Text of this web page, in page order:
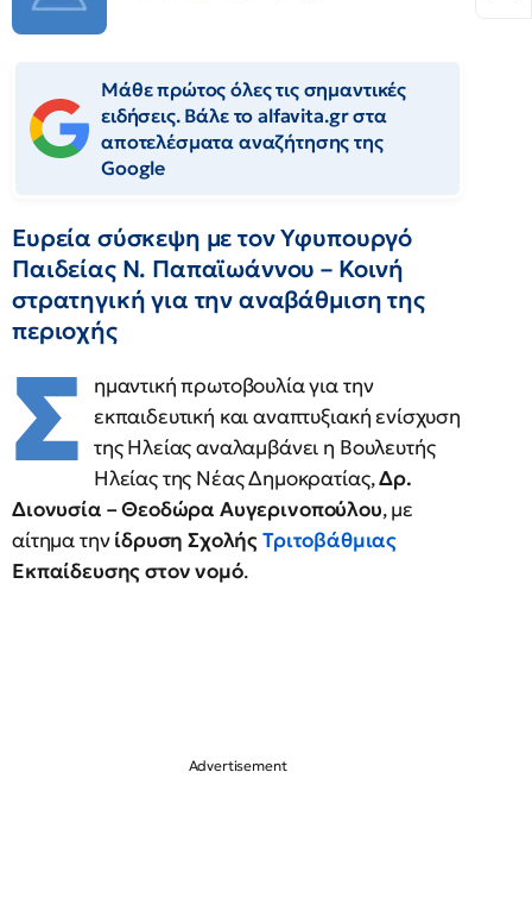
Μάθε πρώτος όλες τις σημαντικές
ειδήσεις. Βάλε το alfavita.gr στα
αποτελέσματα αναζήτησης της
Google
Ευρεία σύσκεψη με τον Υφυπουργό
Παιδείας Ν. Παπαϊωάννου – Κοινή
στρατηγική για την αναβάθμιση της
περιοχής
Σ
ημαντική πρωτοβουλία για την
εκπαιδευτική και αναπτυξιακή ενίσχυση
της Ηλείας αναλαμβάνει η Βουλευτής
Ηλείας της Νέας Δημοκρατίας,Δρ.
Διονυσία – Θεοδώρα Αυγερινοπούλου, με
αίτημα τηνίδρυση ΣχολήςΤριτοβάθμιας
Εκπαίδευσης στον νομό.